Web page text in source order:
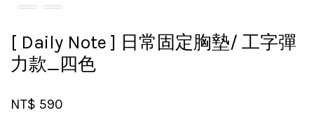
[ Daily Note ] 日常固定胸墊/ 工字彈
力款_四色
NT$ 590